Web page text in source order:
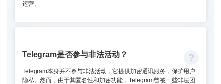
运营。
Telegram是否参与非法活动？
Telegram本身并不参与非法活动，它提供加密通讯服务，保护用户
隐私。然而，由于其匿名性和加密功能，Telegram曾被一些非法团